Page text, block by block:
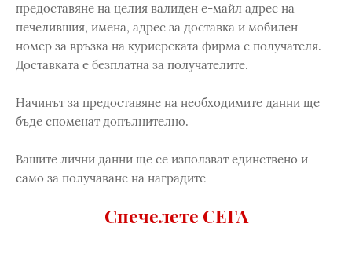
предоставяне на целия валиден е-майл адрес на
печелившия, имена, адрес за доставка и мобилен
номер за връзка на куриерската фирма с получателя.
Доставката е безплатна за получателите.
Начинът за предоставяне на необходимите данни ще
бъде споменат допълнително.
Вашите лични данни ще се използват единствено и
само за получаване на наградите
Спечелете СЕГА